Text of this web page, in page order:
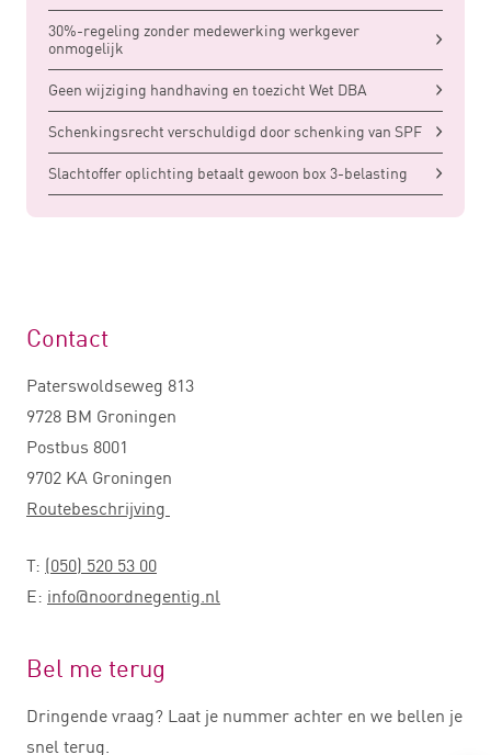
30%-regeling zonder medewerking werkgever
onmogelijk
Geen wijziging handhaving en toezicht Wet DBA
Schenkingsrecht verschuldigd door schenking van SPF
Slachtoffer oplichting betaalt gewoon box 3-belasting
Contact
Paterswoldseweg 813
9728 BM Groningen
Postbus 8001
9702 KA Groningen
Routebeschrijving
T: (050) 520 53 00
E: info@noordnegentig.nl
Bel me terug
Dringende vraag? Laat je nummer achter en we bellen je
snel terug.